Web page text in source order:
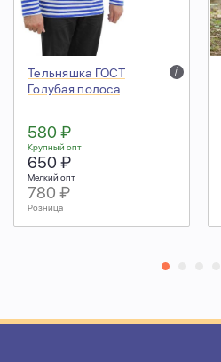
Тельняшка ГОСТ
Голубая полоса
i
580 ₽
Крупный опт
650 ₽
Мелкий опт
780 ₽
Розница